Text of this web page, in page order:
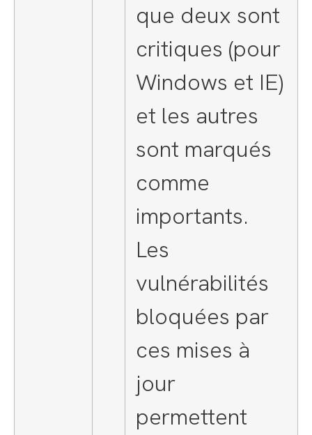
que deux sont
critiques (pour
Windows et IE)
et les autres
sont marqués
comme
importants.
Les
vulnérabilités
bloquées par
ces mises à
jour
permettent